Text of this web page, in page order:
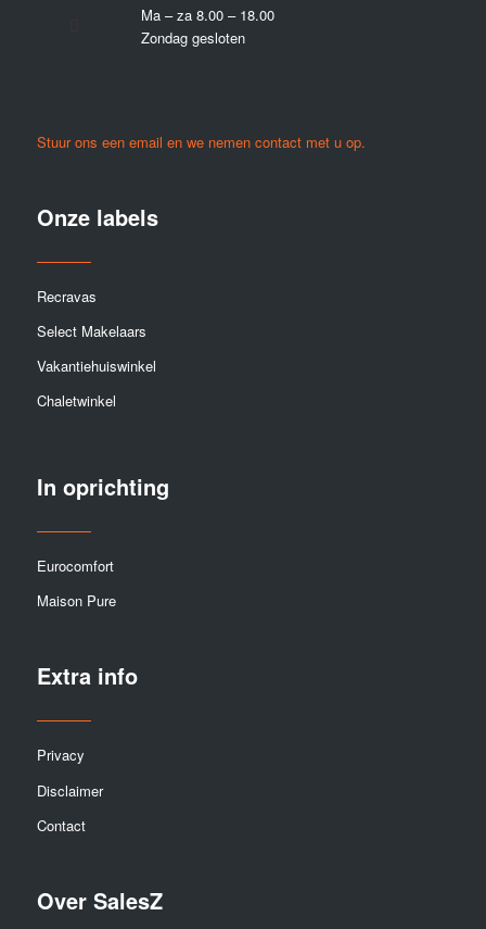
Ma – za 8.00 – 18.00
Zondag gesloten
Stuur ons een email en we nemen contact met u op.
Onze labels
Recravas
Select Makelaars
Vakantiehuiswinkel
Chaletwinkel
In oprichting
Eurocomfort
Maison Pure
Extra info
Privacy
Disclaimer
Contact
Over SalesZ